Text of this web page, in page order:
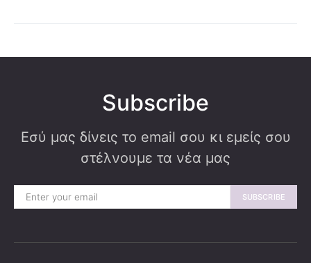
Subscribe
Εσύ μας δίνεις το email σου κι εμείς σου
στέλνουμε τα νέα μας
SUBSCRIBE